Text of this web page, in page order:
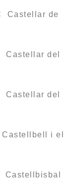
Castellar de
Castellar del
Castellar del
i el
Castellbisbal